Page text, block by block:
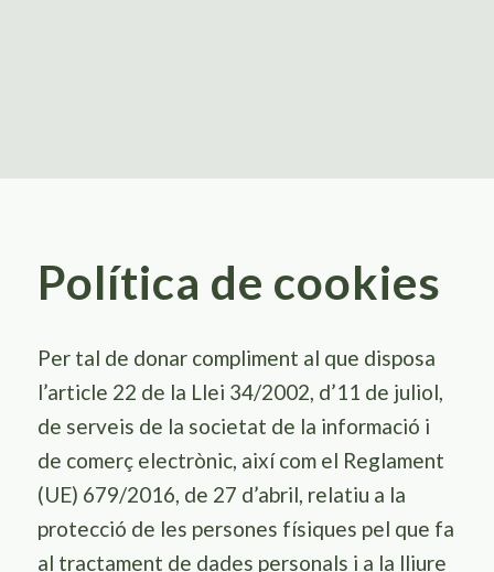
Política de cookies
Per tal de donar compliment al que disposa
l’article 22 de la Llei 34/2002, d’11 de juliol,
de serveis de la societat de la informació i
de comerç electrònic, així com el Reglament
(UE) 679/2016, de 27 d’abril, relatiu a la
protecció de les persones físiques pel que fa
al tractament de dades personals i a la lliure